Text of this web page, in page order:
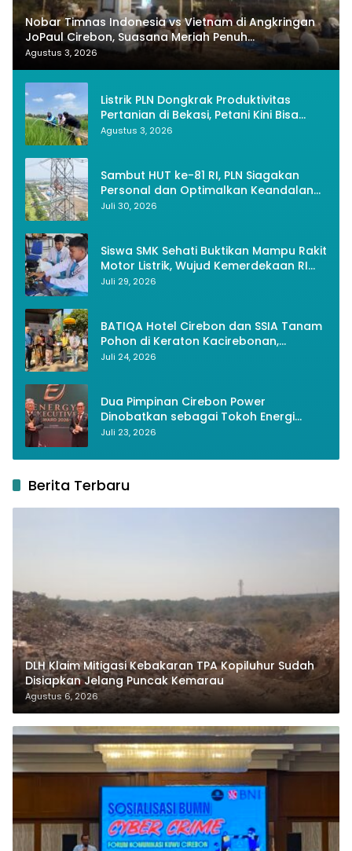
Nobar Timnas Indonesia vs Vietnam di Angkringan
JoPaul Cirebon, Suasana Meriah Penuh
Nasionalisme
Agustus 3, 2026
Listrik PLN Dongkrak Produktivitas
Pertanian di Bekasi, Petani Kini Bisa
Panen Tiga Kali Setahun
Agustus 3, 2026
Sambut HUT ke-81 RI, PLN Siagakan
Personal dan Optimalkan Keandalan
Instalasi Transmisi
Juli 30, 2026
Siswa SMK Sehati Buktikan Mampu Rakit
Motor Listrik, Wujud Kemerdekaan RI
Melalui Inovasi dan Kemandirian
Juli 29, 2026
BATIQA Hotel Cirebon dan SSIA Tanam
Pohon di Keraton Kacirebonan,
Lestarikan Budaya dan Lingkungan
Juli 24, 2026
Dua Pimpinan Cirebon Power
Dinobatkan sebagai Tokoh Energi
Berkelanjutan 2026
Juli 23, 2026
Berita Terbaru
DLH Klaim Mitigasi Kebakaran TPA Kopiluhur Sudah
Disiapkan Jelang Puncak Kemarau
Agustus 6, 2026